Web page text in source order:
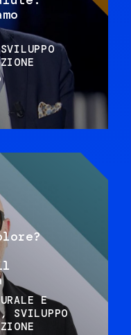
SVILUPPO
E
SVILUPPO